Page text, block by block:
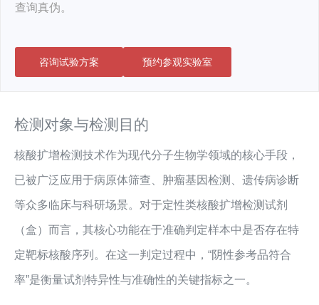
查询真伪。
咨询试验方案 预约参观实验室
检测对象与检测目的
核酸扩增检测技术作为现代分子生物学领域的核心手段，
已被广泛应用于病原体筛查、肿瘤基因检测、遗传病诊断
等众多临床与科研场景。对于定性类核酸扩增检测试剂
（盒）而言，其核心功能在于准确判定样本中是否存在特
定靶标核酸序列。在这一判定过程中，“阴性参考品符合
率”是衡量试剂特异性与准确性的关键指标之一。